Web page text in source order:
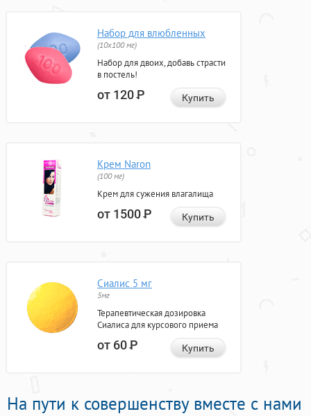
Набор для влюбленных
(10х100 мг)
Набор для двоих, добавь страсти
в постель!
от 120Р Купить
Крем Naron
(100 мг)
Крем для сужения влагалища
от 1500Р Купить
Сиалис 5 мг
5мг
Терапевтическая дозировка
Сиалиса для курсового приема
от 60Р Купить
На пути к совершенству вместе с нами